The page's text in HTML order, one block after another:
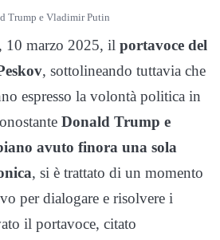
Trump e Vladimir Putin
10 marzo 2025, il portavoce del
, sottolineando tuttavia che
espresso la volontà politica in
Donald Trump e
avuto finora una sola
, si è trattato di un momento
per dialogare e risolvere i
il portavoce, citato